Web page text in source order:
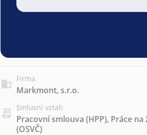
Firma
Markmont, s.r.o.
Smluvní vztah
Pracovní smlouva (HPP), Práce
(OSVČ)